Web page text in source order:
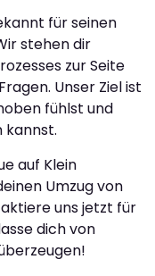
für seinen
stehen dir
zur Seite
Unser Ziel ist
fühlst und
kannst.
auf Klein
Umzug von
uns jetzt für
dich von